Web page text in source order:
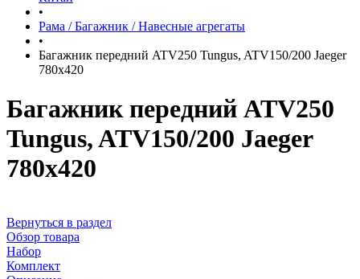
•
Рама / Багажник / Навесные агрегаты
•
Багажник передний ATV250 Tungus, ATV150/200 Jaeger
780х420
Багажник передний ATV250
Tungus, ATV150/200 Jaeger
780х420
Вернуться в раздел
Обзор товара
Набор
Комплект